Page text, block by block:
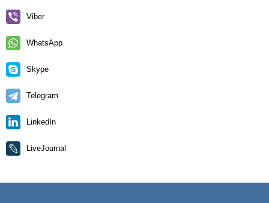
Viber
WhatsApp
Skype
Telegram
LinkedIn
LiveJournal